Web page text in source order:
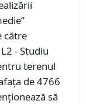
către
- Studiu
terenul
de 4766
să